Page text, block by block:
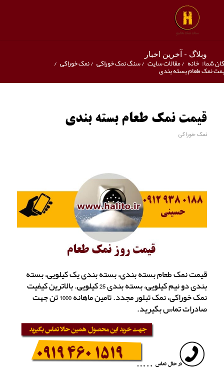
وبلاگ - آخرین اخبار
شما: خانه /مقالات سایت /سنگ نمک خوراکی /نمک خوراکی /
نمک طعام بسته بندی
قیمت نمک طعام بسته بندی
نمک خوراکی
قیمت نمک طعام بسته بندی، بسته بندی یک کیلویی، بسته
بندی دو نیم کیلویی، بسته بندی 25 کیلویی. بالاترین کیفیت
نمک خوراکی، نمک تبلور مجدد. تامین ماهانه 1000 تن جهت
صادرات تماس بگیرید.